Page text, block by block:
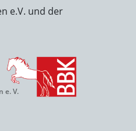
e.V. und der
e. V.